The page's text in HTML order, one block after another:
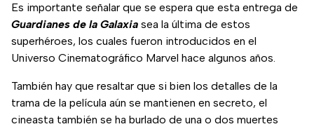
Es importante señalar que se espera que esta entrega de
Guardianes de la Galaxia sea la última de estos
superhéroes, los cuales fueron introducidos en el
Universo Cinematográfico Marvel hace algunos años.
También hay que resaltar que si bien los detalles de la
trama de la película aún se mantienen en secreto, el
cineasta también se ha burlado de una o dos muertes